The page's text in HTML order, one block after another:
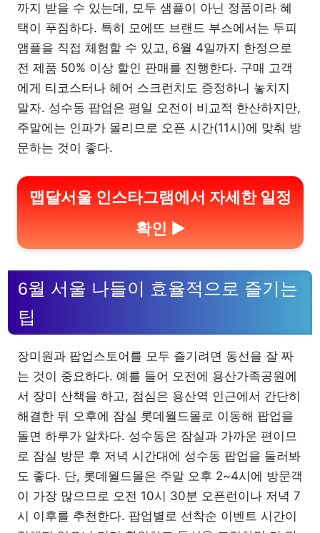
까지 받을 수 있는데, 모두 샘플이 아닌 정품이라 혜
택이 푸짐하다. 특히 모에뜨 브랜드 부스에서는 두피
앰플을 직접 체험할 수 있고, 6월 4일까지 한정으로
전 제품 50% 이상 할인 판매를 진행한다. 구매 고객
에게 티코스터나 헤어 스크런치도 증정하니 놓치지
말자. 성수동 팝업은 평일 오전이 비교적 한산하지만,
주말에는 인파가 몰리므로 오픈 시간(11시)에 맞춰 방
문하는 것이 좋다.
맵달서울 인스타그램에서 자세한 일정
확인 ▶
6월 서울 나들이 효율적으로 즐기는
팁
장미원과 팝업스토어를 모두 즐기려면 동선을 잘 짜
는 것이 중요하다. 예를 들어 오전에 용산가족공원에
서 장미 산책을 하고, 점심은 용산역 인근에서 간단히
해결한 뒤 오후에 잠실 롯데월드몰로 이동해 팝업을
돌면 하루가 알차다. 성수동은 잠실과 가까운 편이므
로 잠실 방문 후 저녁 시간대에 성수동 팝업을 둘러봐
도 좋다. 단, 롯데월드몰은 주말 오후 2~4시에 방문객
이 가장 많으므로 오전 10시 30분 오픈런이나 저녁 7
시 이후를 추천한다. 팝업별로 선착순 이벤트 시간이